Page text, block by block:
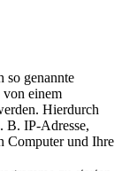
so genannte
von einem
Hierdurch
B. IP-Adresse,
Computer und Ihre